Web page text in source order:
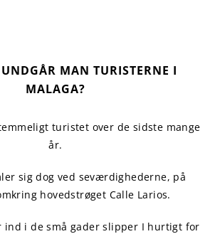
MAN TURISTERNE I
MALAGA?
turistet over de sidste mange
år.
sig dog ved seværdighederne, på
hovedstrøget Calle Larios.
ind i de små gader slipper I hurtigt for